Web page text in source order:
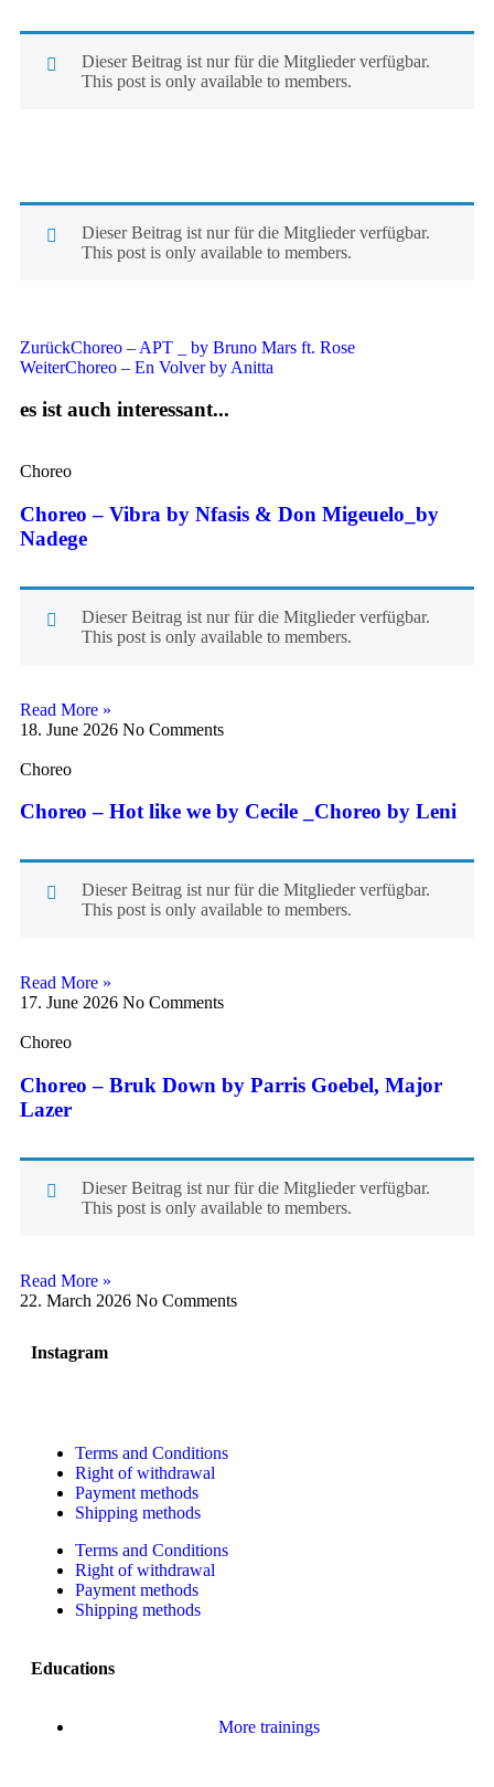
Dieser Beitrag ist nur für die Mitglieder verfügbar.
This post is only available to members.
Dieser Beitrag ist nur für die Mitglieder verfügbar.
This post is only available to members.
ZurückChoreo – APT _ by Bruno Mars ft. Rose
WeiterChoreo – En Volver by Anitta
es ist auch interessant...
Choreo
Choreo – Vibra by Nfasis & Don Migeuelo_by
Nadege
Dieser Beitrag ist nur für die Mitglieder verfügbar.
This post is only available to members.
Read More »
18. June 2026 No Comments
Choreo
Choreo – Hot like we by Cecile _Choreo by Leni
Dieser Beitrag ist nur für die Mitglieder verfügbar.
This post is only available to members.
Read More »
17. June 2026 No Comments
Choreo
Choreo – Bruk Down by Parris Goebel, Major
Lazer
Dieser Beitrag ist nur für die Mitglieder verfügbar.
This post is only available to members.
Read More »
22. March 2026 No Comments
Instagram
Terms and Conditions
Right of withdrawal
Payment methods
Shipping methods
Terms and Conditions
Right of withdrawal
Payment methods
Shipping methods
Educations
More trainings